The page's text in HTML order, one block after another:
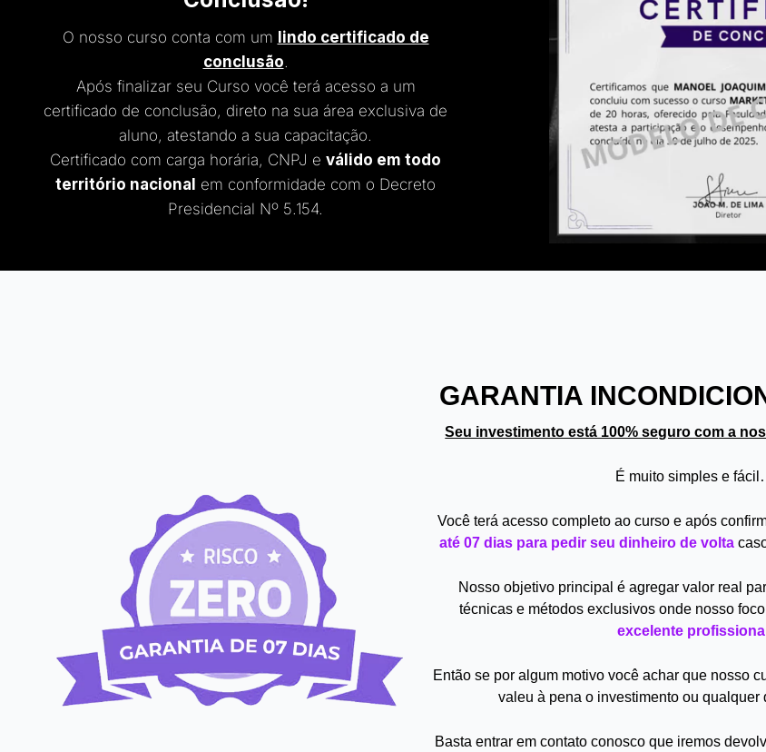
O nosso curso conta com um lindo certificado de
conclusão.
Após finalizar seu Curso você terá acesso a um
certificado de conclusão, direto na sua área exclusiva de
aluno, atestando a sua capacitação.
Certificado com carga horária, CNPJ e válido em todo
território nacional em conformidade com o Decreto
Presidencial Nº 5.154.
GARANTIA
Seu investimento está 100% seguro com a
É muito simples e
Você terá acesso completo ao curso e após
até 07 dias para pedir seu dinheiro de volta
Nosso objetivo principal é agregar valor real
técnicas e métodos exclusivos onde nosso
excelente profissional
Então se por algum motivo você achar que nosso
valeu à pena o investimento ou
Basta entrar em contato conosco que iremos